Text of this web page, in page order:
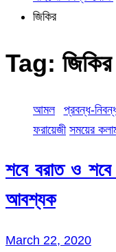
জিকির
Tag: জিকির
আমল প্রবন্ধ-
ফরায়েজী সময়ের
শবে বরাত ও
আবশ্যক
March 22, 2020